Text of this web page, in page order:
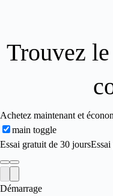
Trouvez
Achetez maintenant et
main toggle
Essai gratuit de 30 jours
Démarrage